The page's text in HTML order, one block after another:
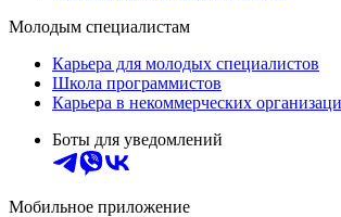
Молодым специалистам
Карьера для молодых специалистов
Школа программистов
Карьера в некоммерческих
Боты для уведомлений
Мобильное приложение